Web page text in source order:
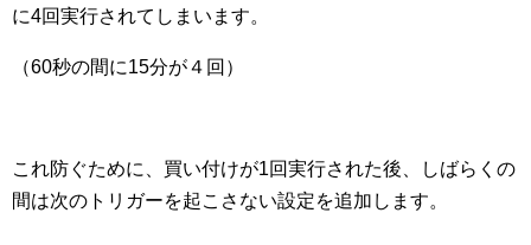
に4回実行されてしまいます。
（60秒の間に15分が４回）
これ防ぐために、買い付けが1回実行された後、しばらくの
間は次のトリガーを起こさない設定を追加します。